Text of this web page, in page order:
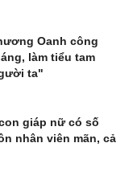
Oanh công
làm tiểu tam
ta"
giáp nữ có số
nhân viên mãn, cả